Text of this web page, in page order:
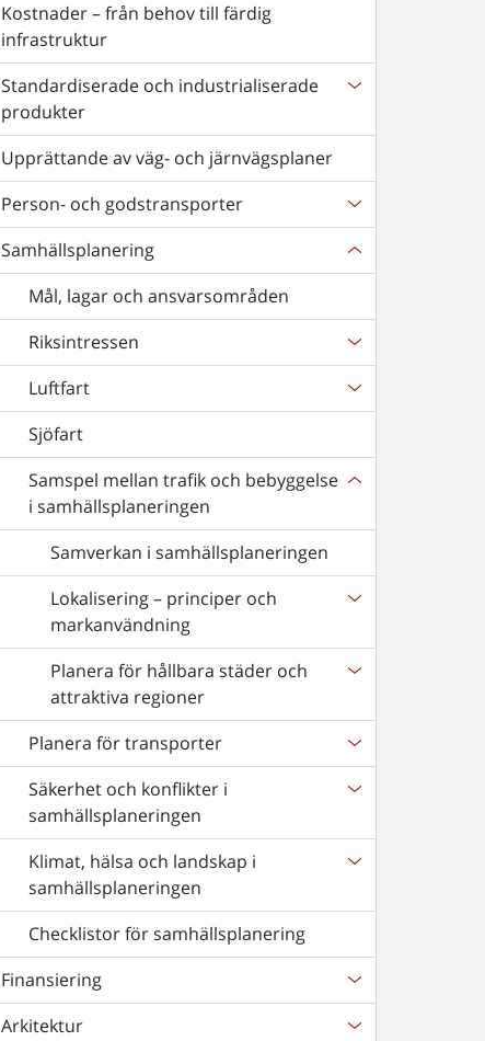
Kostnader – från behov till färdig
infrastruktur
Standardiserade och industrialiserade
produkter
Upprättande av väg- och järnvägsplaner
Person- och godstransporter
Samhällsplanering
Mål, lagar och ansvarsområden
Riksintressen
Luftfart
Sjöfart
Samspel mellan trafik och bebyggelse
i samhällsplaneringen
Samverkan i samhällsplaneringen
Lokalisering – principer och
markanvändning
Planera för hållbara städer och
attraktiva regioner
Planera för transporter
Säkerhet och konflikter i
samhällsplaneringen
Klimat, hälsa och landskap i
samhällsplaneringen
Checklistor för samhällsplanering
Finansiering
Arkitektur